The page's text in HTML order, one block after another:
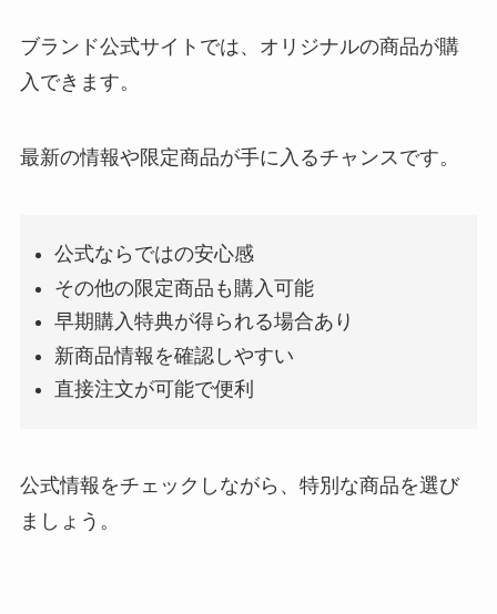
ブランド公式サイトでは、オリジナルの商品が購
入できます。
最新の情報や限定商品が手に入るチャンスです。
公式ならではの安心感
その他の限定商品も購入可能
早期購入特典が得られる場合あり
新商品情報を確認しやすい
直接注文が可能で便利
公式情報をチェックしながら、特別な商品を選び
ましょう。